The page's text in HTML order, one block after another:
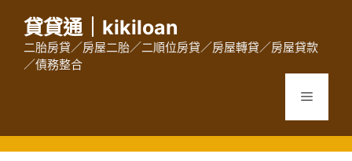
貸貸通｜kikiloan
二胎房貸／房屋二胎／二順位房貸／房屋轉貸／房屋貸款
／債務整合
選